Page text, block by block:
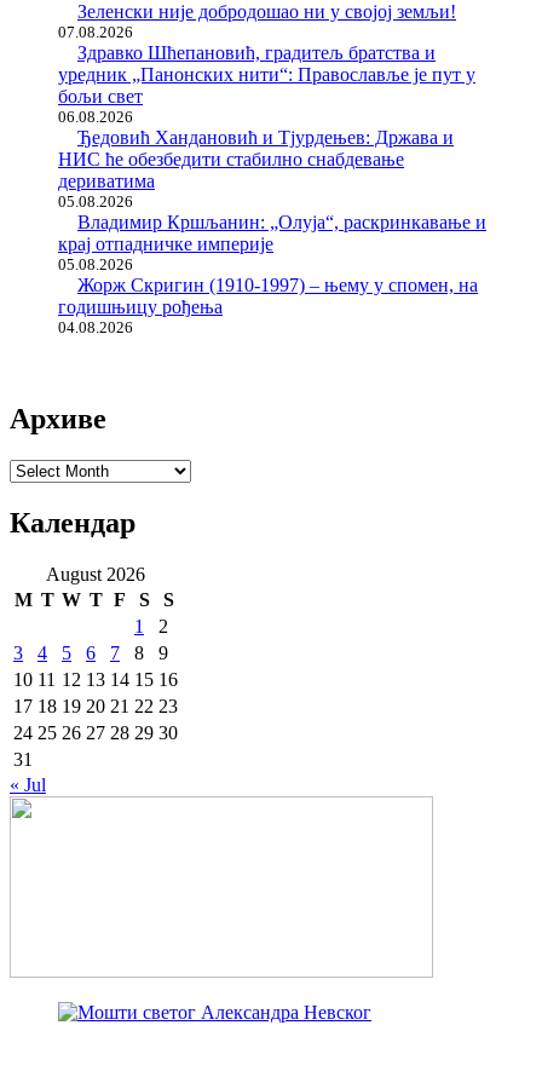
Зеленски није добродошао ни у својој земљи!
07.08.2026
Здравко Шћепановић, градитељ братства и
уредник „Панонских нити“: Православље је пут у
бољи свет
06.08.2026
Ђедовић Хандановић и Тјурдењев: Држава и
НИС ће обезбедити стабилно снабдевање
дериватима
05.08.2026
Владимир Кршљанин: „Олуја“, раскринкавање и
крај отпадничке империје
05.08.2026
Жорж Скригин (1910-1997) – њему у спомен, на
годишњицу рођења
04.08.2026
Архиве
Архиве
Календар
August 2026
M T W T F S
S
1
2
3
4 5 6 7 8
9
10 11 12 13 14 15 16
17 18 19 20 21 22 23
24 25 26 27 28 29 30
31
« Jul